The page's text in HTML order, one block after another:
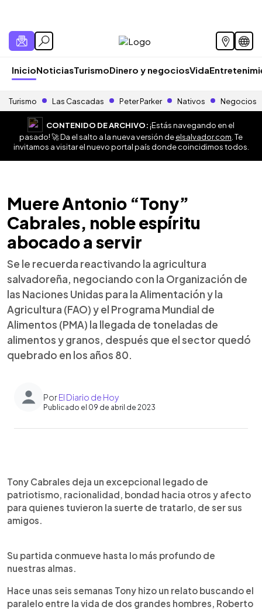
InicioNoticiasTurismoDinero y negociosVida
Turismo Las Cascadas Peter Parker Nativos Negocios
CONTENIDO DE ARCHIVO:¡Estás navegando en el
pasado! 🚀 Da el salto a la nueva versión deelsalvador.com . Te
invitamos a visitar el nuevo portal país donde coincidimos todos.
Muere Antonio “Tony”
Cabrales, noble espíritu
abocado a servir
Se le recuerda reactivando la agricultura
salvadoreña, negociando con la Organización de
las Naciones Unidas para la Alimentación y la
Agricultura (FAO) y el Programa Mundial de
Alimentos (PMA) la llegada de toneladas de
alimentos y granos, después que el sector quedó
quebrado en los años 80.
PorEl Diario de Hoy
Publicado el 09 de abril de 2023
► Escuchar artículo
Tony Cabrales deja un excepcional legado de
patriotismo, racionalidad, bondad hacia otros y afecto
para quienes tuvieron la suerte de tratarlo, de ser sus
amigos.
Su partida conmueve hasta lo más profundo de
nuestras almas.
Hace unas seis semanas Tony hizo un relato buscando el
paralelo entre la vida de dos grandes hombres, Roberto